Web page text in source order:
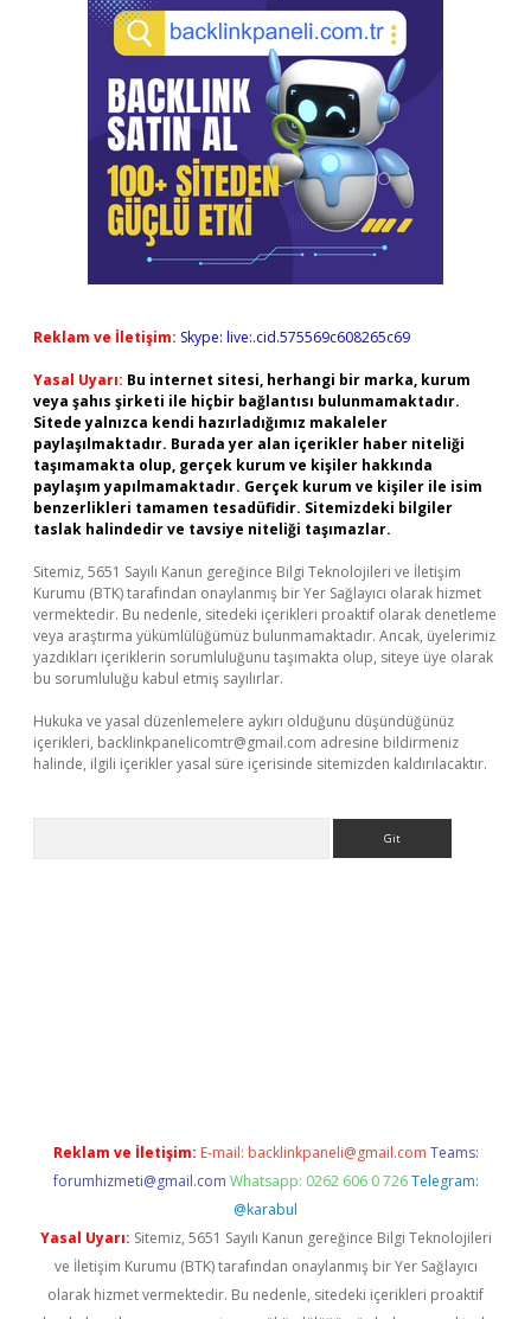
Reklam ve İletişim: Skype: live:.cid.575569c608265c69
Yasal Uyarı: Bu internet sitesi, herhangi bir marka, kurum
veya şahıs şirketi ile hiçbir bağlantısı bulunmamaktadır.
Sitede yalnızca kendi hazırladığımız makaleler
paylaşılmaktadır. Burada yer alan içerikler haber niteliği
taşımamakta olup, gerçek kurum ve kişiler hakkında
paylaşım yapılmamaktadır. Gerçek kurum ve kişiler ile isim
benzerlikleri tamamen tesadüfidir. Sitemizdeki bilgiler
taslak halindedir ve tavsiye niteliği taşımazlar.
Sitemiz, 5651 Sayılı Kanun gereğince Bilgi Teknolojileri ve İletişim
Kurumu (BTK) tarafından onaylanmış bir Yer Sağlayıcı olarak hizmet
vermektedir. Bu nedenle, sitedeki içerikleri proaktif olarak denetleme
veya araştırma yükümlülüğümüz bulunmamaktadır. Ancak, üyelerimiz
yazdıkları içeriklerin sorumluluğunu taşımakta olup, siteye üye olarak
bu sorumluluğu kabul etmiş sayılırlar.
Hukuka ve yasal düzenlemelere aykırı olduğunu düşündüğünüz
içerikleri, backlinkpanelicomtr@gmail.com adresine bildirmeniz
halinde, ilgili içerikler yasal süre içerisinde sitemizden kaldırılacaktır.
Reklam ve İletişim: E-mail: backlinkpaneli@gmail.com Teams:
forumhizmeti@gmail.com Whatsapp: 0262 606 0 726 Telegram:
@karabul
Yasal Uyarı: Sitemiz, 5651 Sayılı Kanun gereğince Bilgi Teknolojileri
ve İletişim Kurumu (BTK) tarafından onaylanmış bir Yer Sağlayıcı
olarak hizmet vermektedir. Bu nedenle, sitedeki içerikleri proaktif